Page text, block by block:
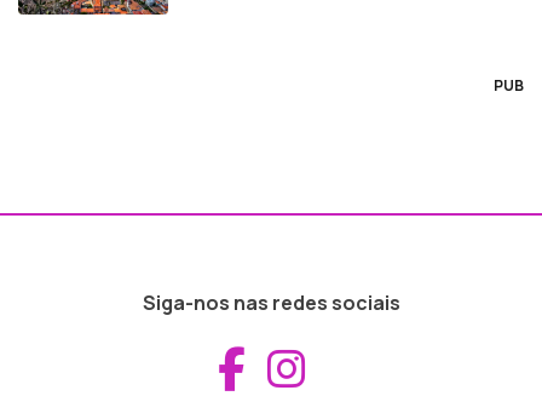
PUB
Siga-nos nas redes sociais
Aceder ao